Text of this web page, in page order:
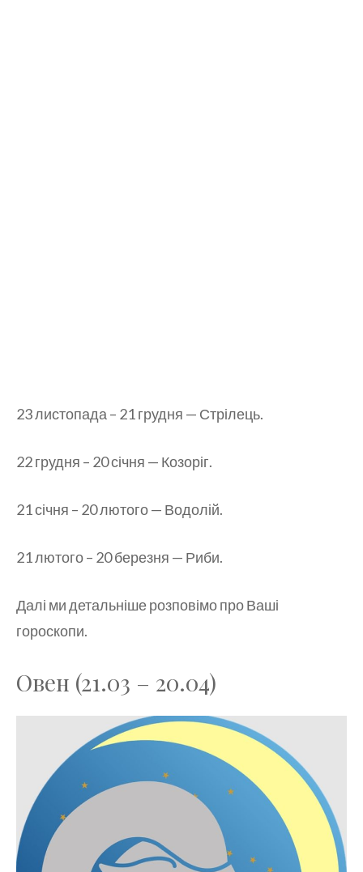
23 листопада – 21 грудня — Стрілець.
22 грудня – 20 січня — Козоріг.
21 січня – 20 лютого — Водолій.
21 лютого – 20 березня — Риби.
Далі ми детальніше розповімо про Ваші
гороскопи.
Овен (21.03 – 20.04)